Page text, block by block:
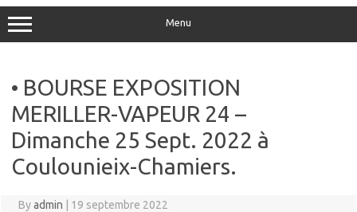
Menu
• BOURSE EXPOSITION
MERILLER-VAPEUR 24 –
Dimanche 25 Sept. 2022 à
Coulounieix-Chamiers.
Byadmin 19 septembre 2022